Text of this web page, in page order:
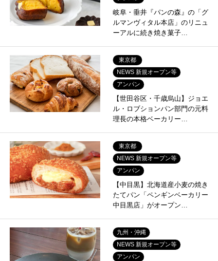
岐阜・垂井『パンの森』の「グ
ルマンヴィタル本店」のリニュ
ーアルに続き焼き菓子…
東京都
NEWS 新規オープン等
アンパン
【世田谷区・千歳烏山】ジョエ
ル・ロブションパン部門の元料
理長の本格ベーカリー…
東京都
NEWS 新規オープン等
アンパン
【中目黒】北海道産小麦の焼き
たてパン「ペンギンベーカリー
中目黒店」がオープン…
九州・沖縄
NEWS 新規オープン等
アンパン